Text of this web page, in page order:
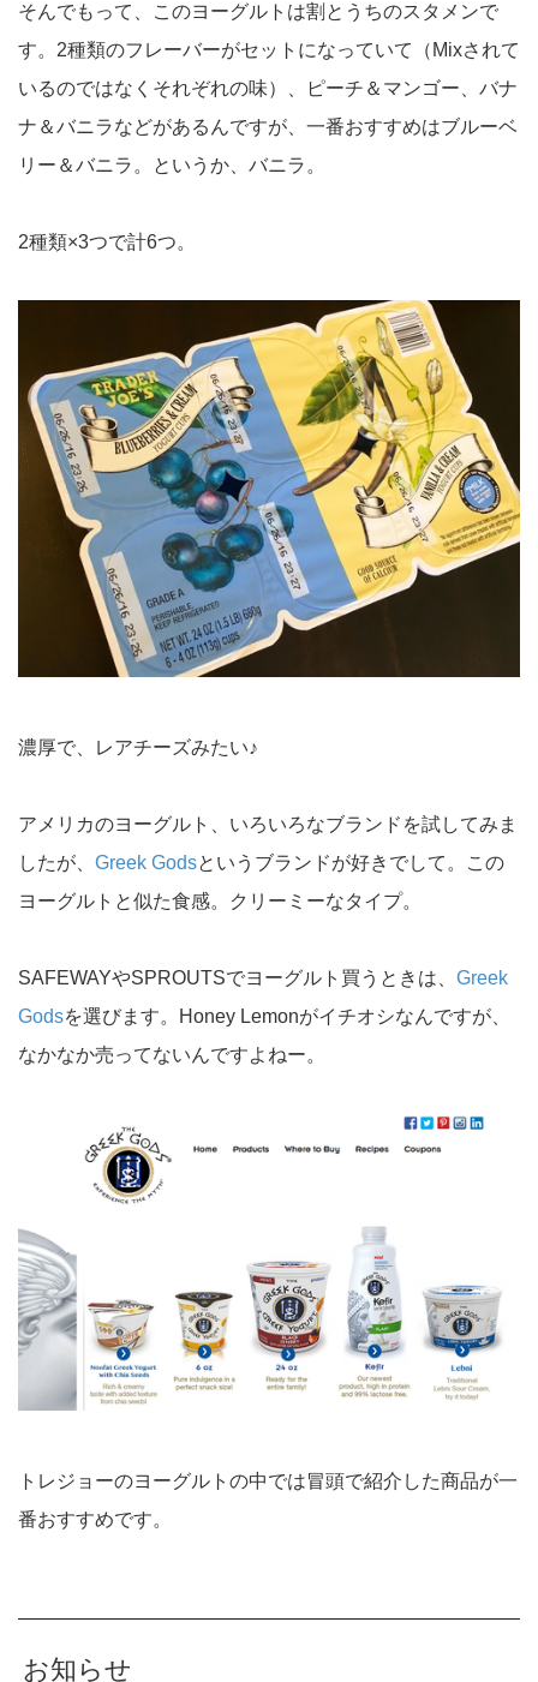
そんでもって、このヨーグルトは割とうちのスタメンで
す。2種類のフレーバーがセットになっていて（Mixされて
いるのではなくそれぞれの味）、ピーチ＆マンゴー、バナ
ナ＆バニラなどがあるんですが、一番おすすめはブルーベ
リー＆バニラ。というか、バニラ。
2種類×3つで計6つ。
濃厚で、レアチーズみたい♪
アメリカのヨーグルト、いろいろなブランドを試してみま
したが、 Greek Godsというブランドが好きでして。この
ヨーグルトと似た食感。クリーミーなタイプ。
SAFEWAYやSPROUTSでヨーグルト買うときは、 Greek
Godsを選びます。Honey Lemonがイチオシなんですが、
なかなか売ってないんですよねー。
トレジョーのヨーグルトの中では冒頭で紹介した商品が一
番おすすめです。
お知らせ